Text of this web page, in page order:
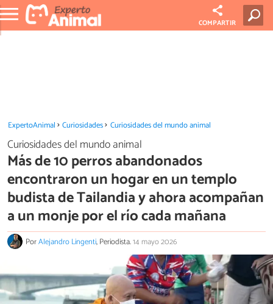
COMPARTIR
ExpertoAnimal Curiosidades Curiosidades del mundo animal
Curiosidades del mundo animal
Más de 10 perros abandonados
encontraron un hogar en un templo
budista de Tailandia y ahora acompañan
a un monje por el río cada mañana
PorAlejandro Lingenti, Periodista.14 mayo 2026